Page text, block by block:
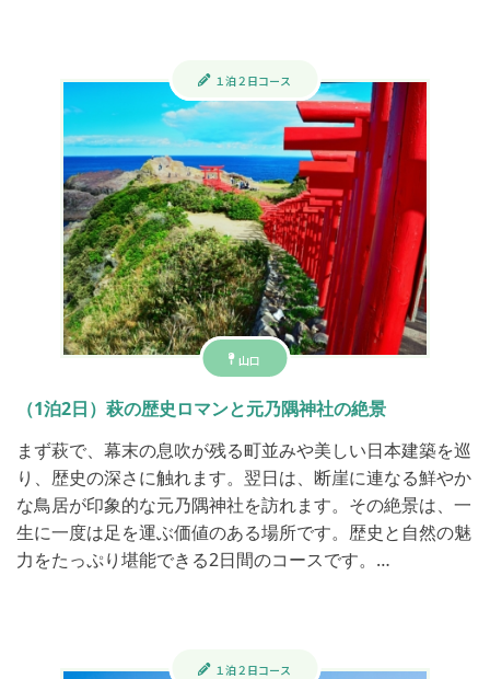
山口
１泊２日コース
（1泊2日）萩の歴史ロマンと元乃隅神社の絶景
まず萩で、幕末の息吹が残る町並みや美しい日本建築を巡
り、歴史の深さに触れます。翌日は、断崖に連なる鮮やか
な鳥居が印象的な元乃隅神社を訪れます。その絶景は、一
生に一度は足を運ぶ価値のある場所です。歴史と自然の魅
力をたっぷり堪能できる2日間のコースです。​ ​ …
１泊２日コース